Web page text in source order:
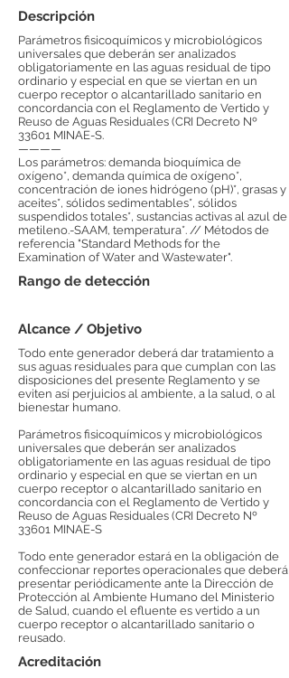
Descripción
Parámetros fisicoquímicos y microbiológicos
universales que deberán ser analizados
obligatoriamente en las aguas residual de tipo
ordinario y especial en que se viertan en un
cuerpo receptor o alcantarillado sanitario en
concordancia con el Reglamento de Vertido y
Reuso de Aguas Residuales (CRI Decreto Nº
33601 MINAE-S.
————
Los parámetros: demanda bioquímica de
oxígeno*, demanda química de oxígeno*,
concentración de iones hidrógeno (pH)*, grasas y
aceites*, sólidos sedimentables*, sólidos
suspendidos totales*, sustancias activas al azul de
metileno.-SAAM, temperatura*. // Métodos de
referencia "Standard Methods for the
Examination of Water and Wastewater".
Rango de detección
Alcance / Objetivo
Todo ente generador deberá dar tratamiento a
sus aguas residuales para que cumplan con las
disposiciones del presente Reglamento y se
eviten así perjuicios al ambiente, a la salud, o al
bienestar humano.
Parámetros fisicoquímicos y microbiológicos
universales que deberán ser analizados
obligatoriamente en las aguas residual de tipo
ordinario y especial en que se viertan en un
cuerpo receptor o alcantarillado sanitario en
concordancia con el Reglamento de Vertido y
Reuso de Aguas Residuales (CRI Decreto Nº
33601 MINAE-S
Todo ente generador estará en la obligación de
confeccionar reportes operacionales que deberá
presentar periódicamente ante la Dirección de
Protección al Ambiente Humano del Ministerio
de Salud, cuando el efluente es vertido a un
cuerpo receptor o alcantarillado sanitario o
reusado.
Acreditación